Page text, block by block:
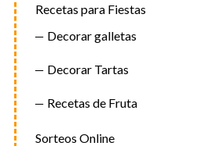
Recetas para Fiestas
Decorar galletas
Decorar Tartas
Recetas de Fruta
Sorteos Online